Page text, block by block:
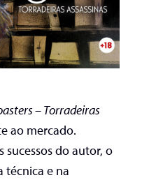
– Torradeiras
ao mercado.
sucessos do autor, o
técnica e na